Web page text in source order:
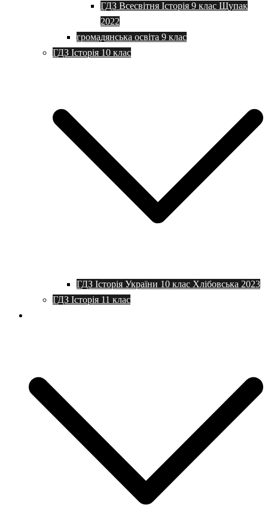
ГДЗ Всесвітня Історія 9 клас Щупак
2022
громадянська освіта 9 клас
ГДЗ Історія 10 клас
ГДЗ Історія України 10 клас Хлібовська 2023
ГДЗ Історія 11 клас